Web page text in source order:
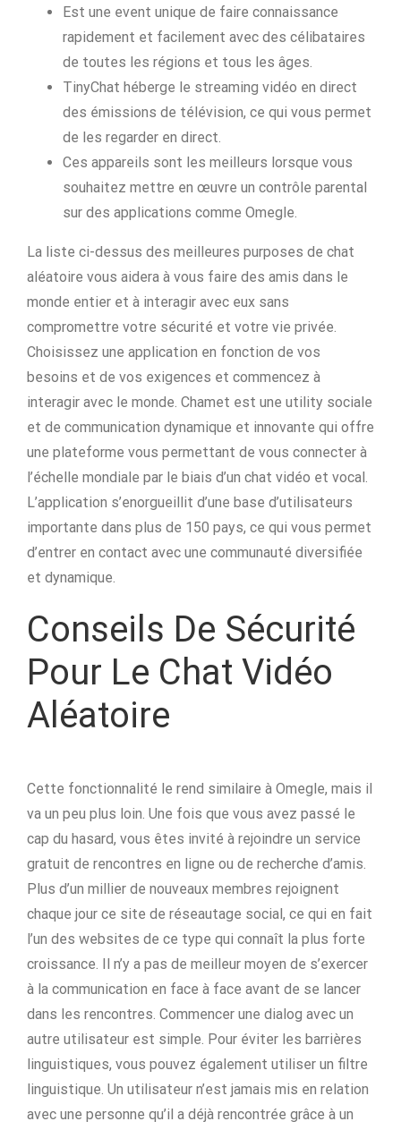
Est une event unique de faire connaissance
rapidement et facilement avec des célibataires
de toutes les régions et tous les âges.
TinyChat héberge le streaming vidéo en direct
des émissions de télévision, ce qui vous permet
de les regarder en direct.
Ces appareils sont les meilleurs lorsque vous
souhaitez mettre en œuvre un contrôle parental
sur des applications comme Omegle.
La liste ci-dessus des meilleures purposes de chat
aléatoire vous aidera à vous faire des amis dans le
monde entier et à interagir avec eux sans
compromettre votre sécurité et votre vie privée.
Choisissez une application en fonction de vos
besoins et de vos exigences et commencez à
interagir avec le monde. Chamet est une utility sociale
et de communication dynamique et innovante qui offre
une plateforme vous permettant de vous connecter à
l’échelle mondiale par le biais d’un chat vidéo et vocal.
L’application s’enorgueillit d’une base d’utilisateurs
importante dans plus de 150 pays, ce qui vous permet
d’entrer en contact avec une communauté diversifiée
et dynamique.
Conseils De Sécurité
Pour Le Chat Vidéo
Aléatoire
Cette fonctionnalité le rend similaire à Omegle, mais il
va un peu plus loin. Une fois que vous avez passé le
cap du hasard, vous êtes invité à rejoindre un service
gratuit de rencontres en ligne ou de recherche d’amis.
Plus d’un millier de nouveaux membres rejoignent
chaque jour ce site de réseautage social, ce qui en fait
l’un des websites de ce type qui connaît la plus forte
croissance. Il n’y a pas de meilleur moyen de s’exercer
à la communication en face à face avant de se lancer
dans les rencontres. Commencer une dialog avec un
autre utilisateur est simple. Pour éviter les barrières
linguistiques, vous pouvez également utiliser un filtre
linguistique. Un utilisateur n’est jamais mis en relation
avec une personne qu’il a déjà rencontrée grâce à un